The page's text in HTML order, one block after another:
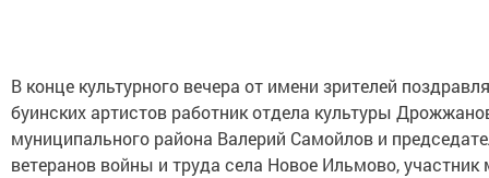
В конце культурного вечера от имени зрителей
буинских артистов работник отдела культуры
муниципального района Валерий Самойлов и
ветеранов войны и труда села Новое Ильмово, участник